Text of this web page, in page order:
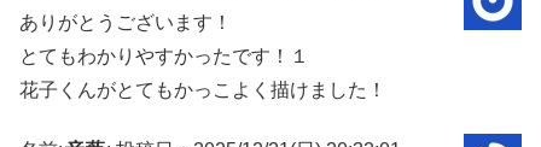
ありがとうございます！
とてもわかりやすかったです！１
花子くんがとてもかっこよく描けました！